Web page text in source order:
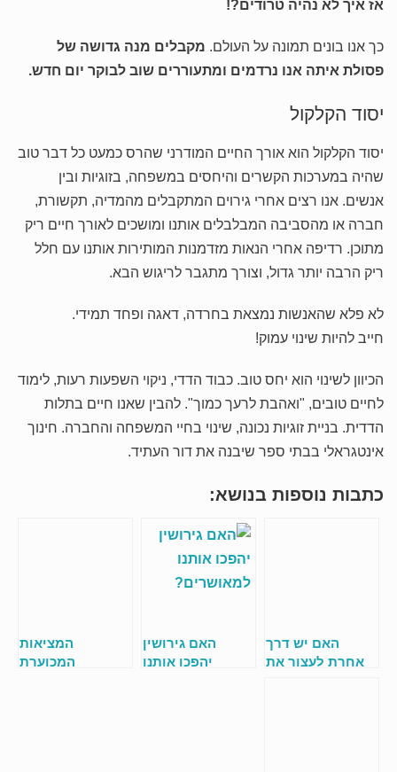
אז איך לא נהיה טרודים?!
כך אנו בונים תמונה על העולם. מקבלים מנה גדושה של
פסולת איתה אנו נרדמים ומתעוררים שוב לבוקר יום חדש.
יסוד הקלקול
יסוד הקלקול הוא אורך החיים המודרני שהרס כמעט כל דבר טוב
שהיה במערכות הקשרים והיחסים במשפחה, בזוגיות ובין
אנשים. אנו רצים אחרי גירוים המתקבלים מהמדיה, תקשורת,
חברה או מהסביבה המבלבלים אותנו ומושכים לאורך חיים ריק
מתוכן. רדיפה אחרי הנאות מזדמנות המותירות אותנו עם חלל
ריק הרבה יותר גדול, וצורך מתגבר לריגוש הבא.
לא פלא שהאנשות נמצאת בחרדה, דאגה ופחד תמידי.
חייב להיות שינוי עמוק!
הכיוון לשינוי הוא יחס טוב. כבוד הדדי, ניקוי השפעות רעות, לימוד
לחיים טובים, "ואהבת לרעך כמוך". להבין שאנו חיים בתלות
הדדית. בניית זוגיות נכונה, שינוי בחיי המשפחה והחברה. חינוך
אינטגראלי בבתי ספר שיבנה את דור העתיד.
כתבות נוספות בנושא:
האם יש דרך
אחרת לעצור את
האם גירושין
יהפכו אותנו
המציאות
המכוערת